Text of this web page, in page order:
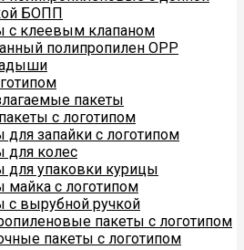
БОПП
с клеевым клапаном
полипропилен ОРР
пакеты
с логотипом
для запайки с логотипом
для колес
для упаковки курицы
майка с логотипом
с вырубной ручкой
пакеты с логотипом
пакеты с логотипом